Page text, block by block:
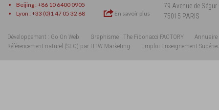
Beijing : +86 10 6400 0905
Lyon : +33 (0)1 47 05 32 68
En savoir plus
79 Avenue de Ségur
75015 PARIS
Développement : Go On Web Graphisme : The Fibonacci FACTORY
Annuaire
Référencement naturel (SEO) par HTW-Marketing
Emploi Enseignement